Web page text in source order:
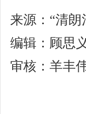
来源：“清
编辑：顾思义
审核：羊丰